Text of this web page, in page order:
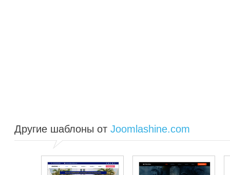
Другие шаблоны от Joomlashine.com